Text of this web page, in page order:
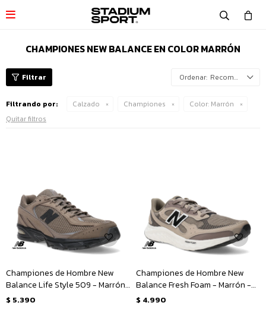

CHAMPIONES NEW BALANCE EN COLOR MARRÓN
Recomendados
Filtrando por: Calzado Championes Color: Marrón
Quitar filtros
Championes de Hombre New
Balance Life Style 509 - Marrón
- Negro
$ 5.390
Championes de Hombre New
Balance Fresh Foam - Marrón -
Negro
$ 4.990